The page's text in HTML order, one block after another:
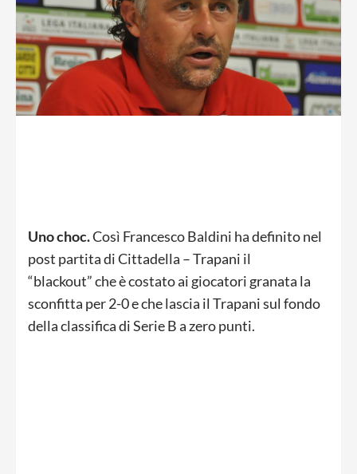
Uno choc.Così Francesco Baldini ha definito nel
post partita di Cittadella – Trapani il
“blackout” che è costato ai giocatori granata la
sconfitta per 2-0 e che lascia il Trapani sul fondo
della classifica di Serie B a zero punti.